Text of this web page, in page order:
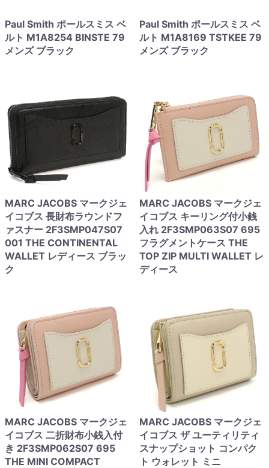
Paul Smith ポールスミス ベ
ルト M1A8254 BINSTE 79
メンズ ブラック
Paul Smith ポールスミス ベ
ルト M1A8169 TSTKEE 79
メンズ ブラック
MARC JACOBS マークジェ
イコブス 長財布ラウンドフ
ァスナー 2F3SMP047S07
001 THE CONTINENTAL
WALLET レディース ブラッ
ク
MARC JACOBS マークジェ
イコブス キーリング付小銭
入れ 2F3SMP063S07 695
フラグメントケース THE
TOP ZIP MULTI WALLET レ
ディース
MARC JACOBS マークジェ
イコブス 二折財布小銭入付
き 2F3SMP062S07 695
THE MINI COMPACT
MARC JACOBS マークジェ
イコブス ザ ユーティリティ
スナップショット コンパク
ト ウォレット ミニ